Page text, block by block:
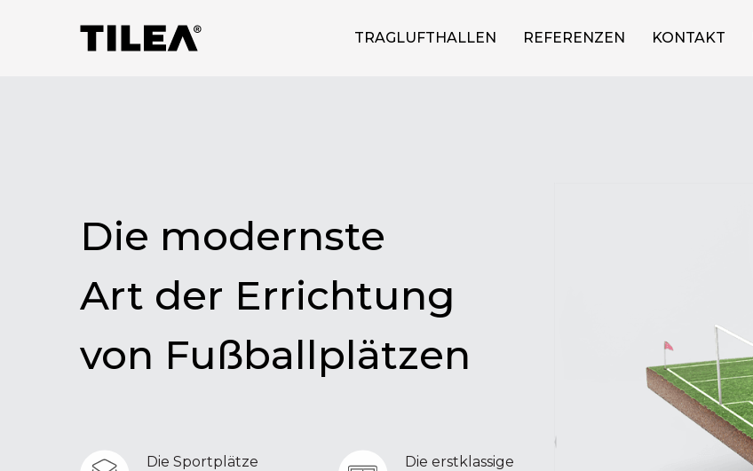
TRAGLUFTHALLEN REFERENZEN KONTAKT
Die modernste
Art der Errichtung
von Fußballplätzen
Die Sportplätze
Die erstklassige